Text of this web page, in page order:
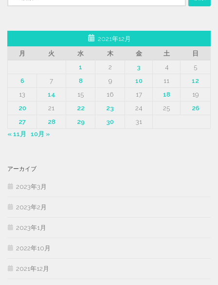
2021年12月
月
火 水 木 金 土
日
1
2 3 4
5
6
7 8 9 10 11
12
13
14 15 16 17 18
19
20
21 22 23 24 25
26
27
28 29 30
31
« 11月
10月 »
アーカイブ
2023年3月
2023年2月
2023年1月
2022年10月
2021年12月